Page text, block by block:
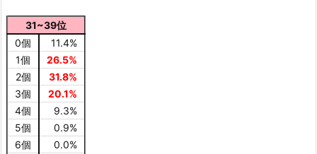
31~39位
0個
11.4%
1個
26.5%
2個
31.8%
3個
20.1%
4個
9.3%
5個
0.9%
6個
0.0%